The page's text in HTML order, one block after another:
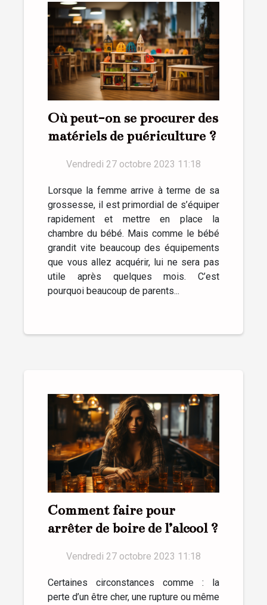
Où peut-on se procurer des
matériels de puériculture ?
Vendredi 27 octobre 2023 11:18
Lorsque la femme arrive à terme de sa
grossesse, il est primordial de s’équiper
rapidement et mettre en place la
chambre du bébé. Mais comme le bébé
grandit vite beaucoup des équipements
que vous allez acquérir, lui ne sera pas
utile après quelques mois. C’est
pourquoi beaucoup de parents...
Comment faire pour
arrêter de boire de l’alcool ?
Vendredi 27 octobre 2023 11:18
Certaines circonstances comme : la
perte d’un être cher, une rupture ou même